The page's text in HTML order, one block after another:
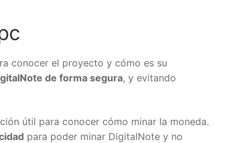
conocer el proyecto y cómo es su
de forma segura, y evitando
útil para conocer cómo minar la moneda.
para poder minar DigitalNote y no
Create an Account with Bitvavo 👇
I want my 10 € Free